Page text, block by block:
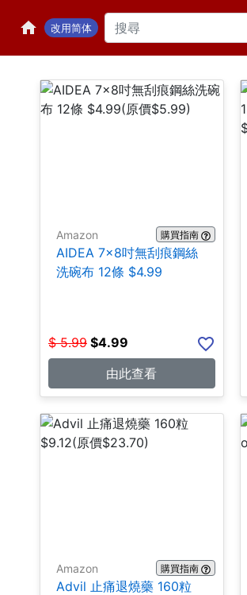
改用简体
Amazon 購買指南
AIDEA 7×8吋無刮痕鋼絲
洗碗布 12條 $4.99
$ 5.99 $4.99
由此查看
Amazon 購買指南
Advil 止痛退燒藥 160粒